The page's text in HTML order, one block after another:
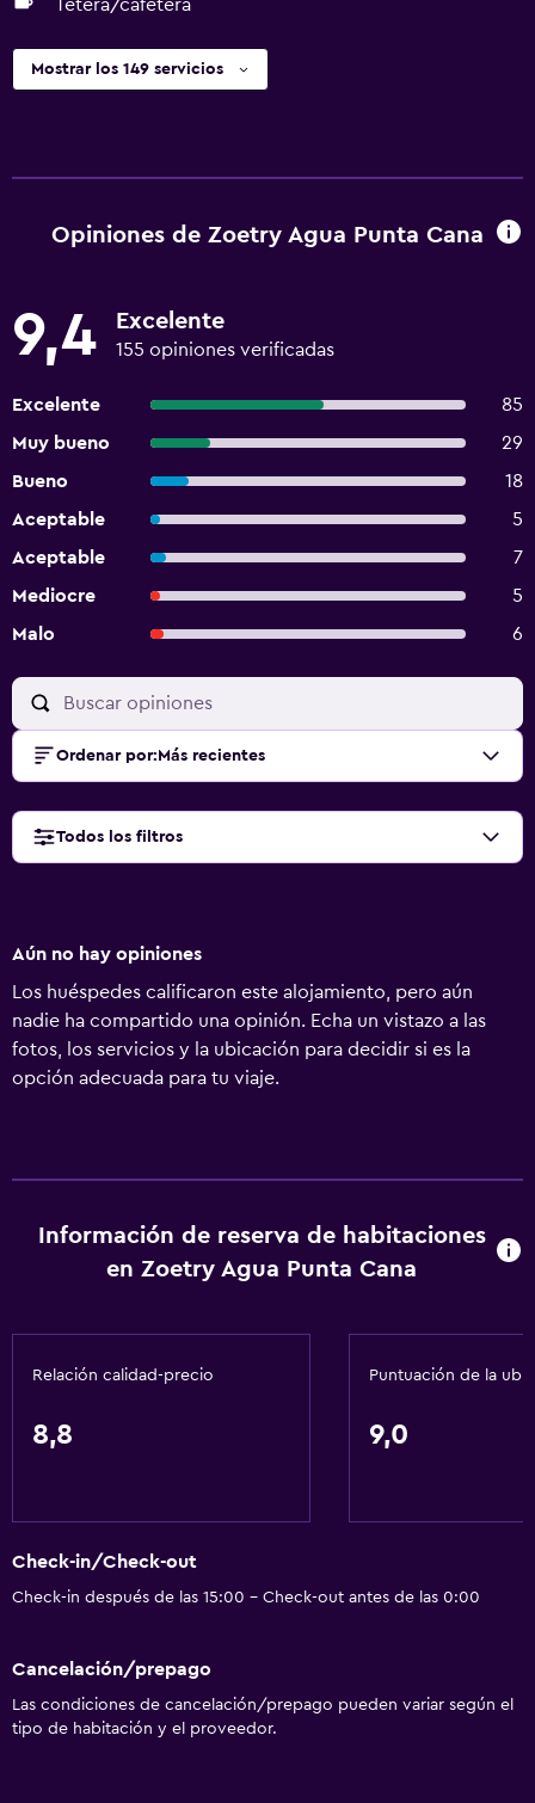
Tetera/cafetera
Mostrar los 149 servicios
Opiniones de Zoetry Agua Punta Cana
9,4 Excelente
155 opiniones verificadas
Excelente
85
Muy bueno
29
Bueno
18
Aceptable
5
Aceptable
7
Mediocre
5
Malo
6
Ordenar por: Más recientes
Todos los filtros
Aún no hay opiniones
Los huéspedes calificaron este alojamiento, pero aún
nadie ha compartido una opinión. Echa un vistazo a las
fotos, los servicios y la ubicación para decidir si es la
opción adecuada para tu viaje.
Información de reserva de habitaciones
en Zoetry Agua Punta Cana
Relación calidad-precio
8,8
Puntuación de la
9,0
Check-in/Check-out
Check-in después de las 15:00 - Check-out antes de las 0:00
Cancelación/prepago
Las condiciones de cancelación/prepago pueden variar según el
tipo de habitación y el proveedor.